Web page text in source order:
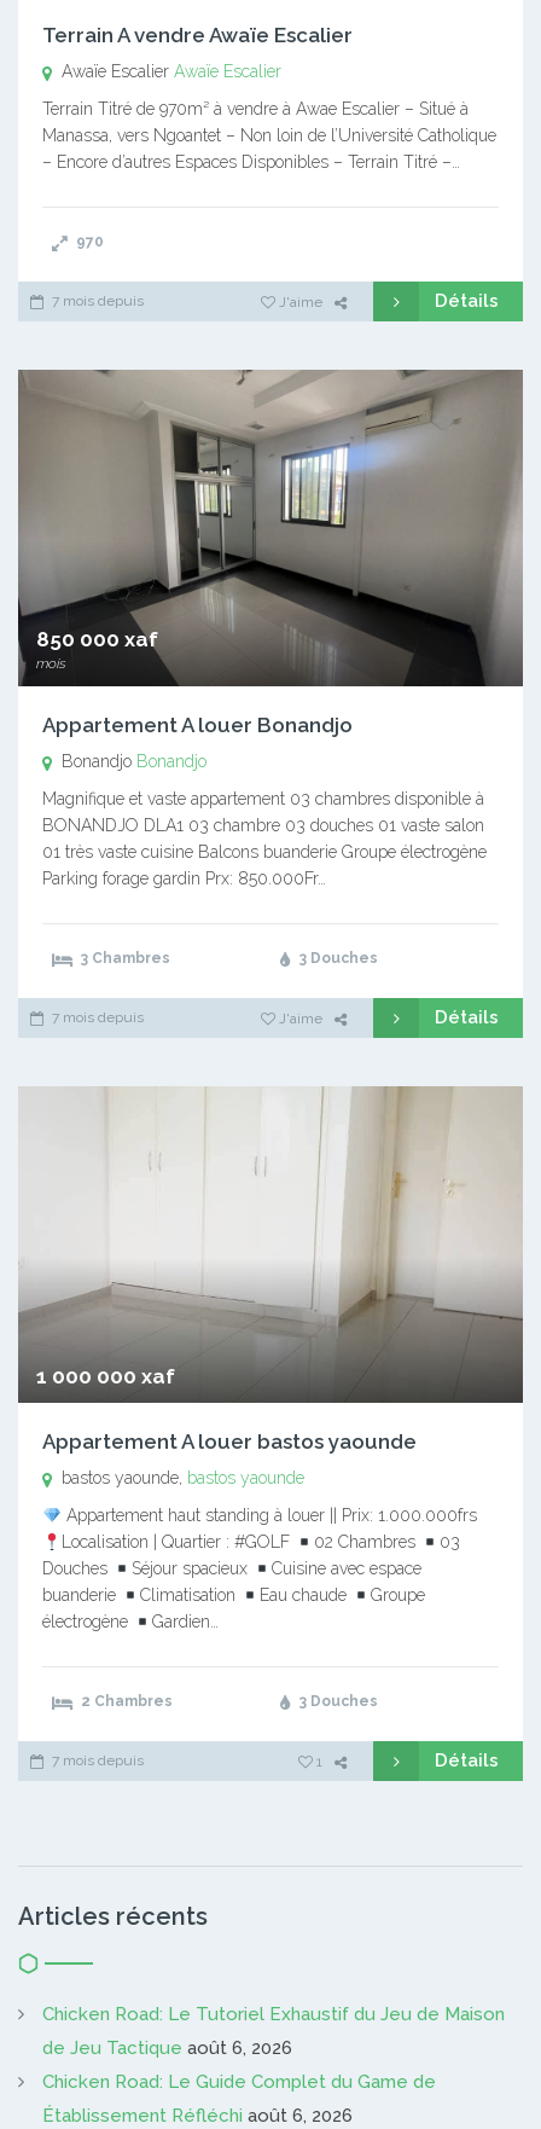
Terrain A vendre Awaïe Escalier
Awaïe Escalier Awaïe Escalier
Terrain Titré de 970m² à vendre à Awae Escalier – Situé à
Manassa, vers Ngoantet – Non loin de l’Université Catholique
– Encore d’autres Espaces Disponibles – Terrain Titré –…
970
7 mois depuis J'aime Détails
850 000 xaf
mois
Appartement A louer Bonandjo
Bonandjo Bonandjo
Magnifique et vaste appartement 03 chambres disponible à
BONANDJO DLA1 03 chambre 03 douches 01 vaste salon
01 très vaste cuisine Balcons buanderie Groupe électrogène
Parking forage gardin Prx: 850.000Fr…
3 Chambres 3 Douches
7 mois depuis J'aime Détails
1 000 000 xaf
Appartement A louer bastos yaounde
bastos yaounde, bastos yaounde
Appartement haut standing à louer || Prix: 1.000.000frs
Localisation | Quartier : #GOLF
02 Chambres
03
Douches
Séjour spacieux
Cuisine avec espace
buanderie
Climatisation Eau chaude
Groupe
électrogène
Gardien…
2 Chambres 3 Douches
7 mois depuis 1 Détails
Articles récents
Chicken Road: Le Tutoriel Exhaustif du Jeu de Maison
de Jeu Tactique août 6, 2026
Chicken Road: Le Guide Complet du Game de
Établissement Réfléchi août 6, 2026